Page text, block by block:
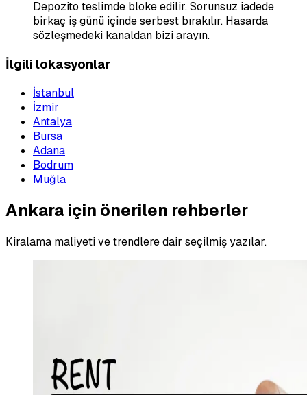
Depozito teslimde bloke edilir. Sorunsuz iadede
birkaç iş günü içinde serbest bırakılır. Hasarda
sözleşmedeki kanaldan bizi arayın.
İlgili lokasyonlar
İstanbul
İzmir
Antalya
Bursa
Adana
Bodrum
Muğla
Ankara için önerilen rehberler
Kiralama maliyeti ve trendlere dair seçilmiş yazılar.